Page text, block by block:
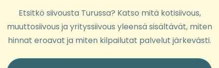
Etsitkö siivousta Turussa? Katso mitä kotisiivous,
muuttosiivous ja yrityssiivous yleensä sisältävät, miten
hinnat eroavat ja miten kilpailutat palvelut järkevästi.